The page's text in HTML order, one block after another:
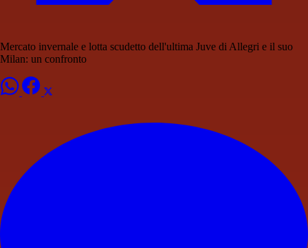
Mercato invernale e lotta scudetto dell'ultima Juve di Allegri e il suo
Milan: un confronto